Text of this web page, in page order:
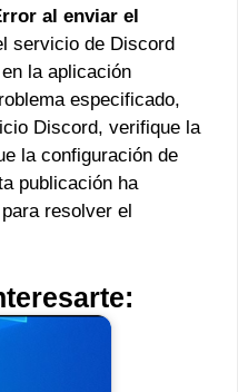
al enviar el
servicio de Discord
la aplicación
especificado,
Discord, verifique la
la configuración de
publicación ha
resolver el